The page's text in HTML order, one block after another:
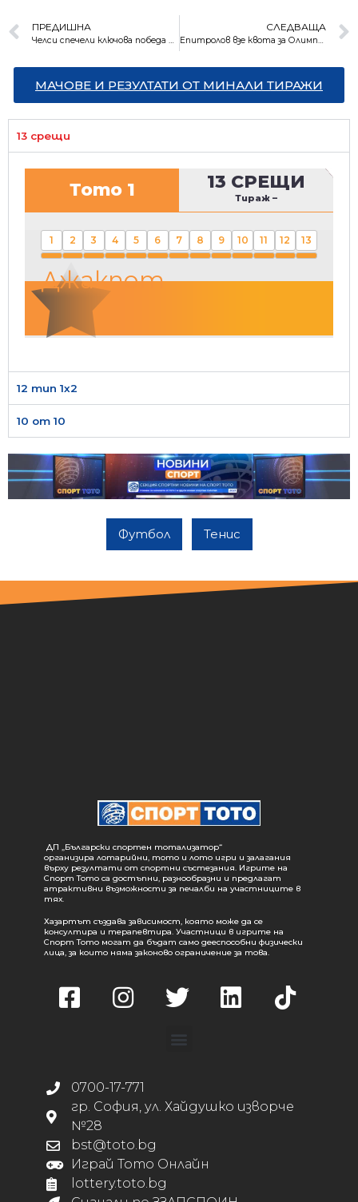
ПРЕДИШНА
Челси спечели ключова победа в битката за топ 4
СЛЕДВАЩА
Епитролов взе квота за Олимпиадата в Тоико
МАЧОВЕ И РЕЗУЛТАТИ ОТ МИНАЛИ ТИРАЖИ
13 срещи
Тото 1 13 СРЕЩИ
Тираж –
1 2 3 4 5 6 7 8 9 10 11 12 13
Джакпот
12 тип 1х2
10 от 10
Футбол Тенис
ДП „Български спортен тотализатор“
организира лотарийни, тото и лото игри и залагания
върху резултати от спортни състезания. Игрите на
Спорт Тото са достъпни, разнообразни и предлагат
атрактивни възможности за печалби на участниците в
тях.
Хазартът създава зависимост, която може да се
консултира и терапевтира. Участници в игрите на
Спорт Тото могат да бъдат само дееспособни физически
лица, за които няма законово ограничение за това.
0700-17-771
гр. София, ул. Хайдушко изворче
№28
bst@toto.bg
Играй Тото Онлайн
lottery.toto.bg